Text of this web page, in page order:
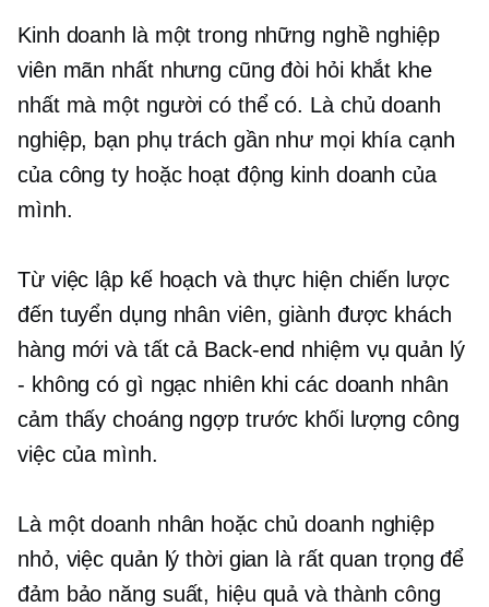
Kinh doanh là một trong những nghề nghiệp
viên mãn nhất nhưng cũng đòi hỏi khắt khe
nhất mà một người có thể có. Là chủ doanh
nghiệp, bạn phụ trách gần như mọi khía cạnh
của công ty hoặc hoạt động kinh doanh của
mình.
Từ việc lập kế hoạch và thực hiện chiến lược
đến tuyển dụng nhân viên, giành được khách
hàng mới và tất cả Back-end nhiệm vụ quản lý
- không có gì ngạc nhiên khi các doanh nhân
cảm thấy choáng ngợp trước khối lượng công
việc của mình.
Là một doanh nhân hoặc chủ doanh nghiệp
nhỏ, việc quản lý thời gian là rất quan trọng để
đảm bảo năng suất, hiệu quả và thành công